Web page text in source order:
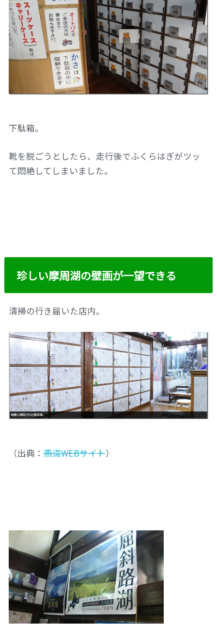
下駄箱。
靴を脱ごうとしたら、走行後でふくらはぎがツッ
て悶絶してしまいました。
珍しい摩周湖の壁画が一望できる
清掃の行き届いた店内。
（出典：燕湯WEBサイト）